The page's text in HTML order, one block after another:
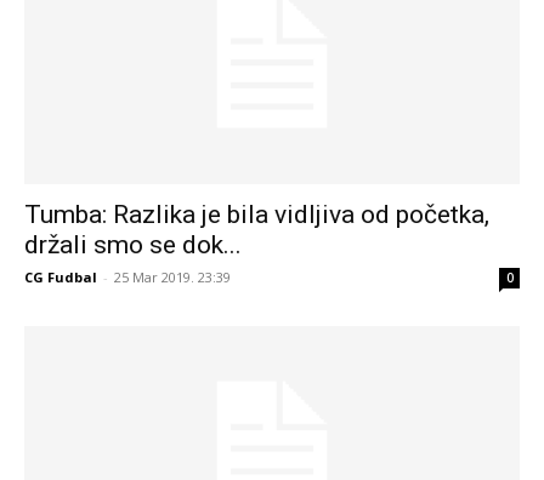
Tumba: Razlika je bila vidljiva od početka,
držali smo se dok...
CG Fudbal - 25 Mar 2019. 23:39 0